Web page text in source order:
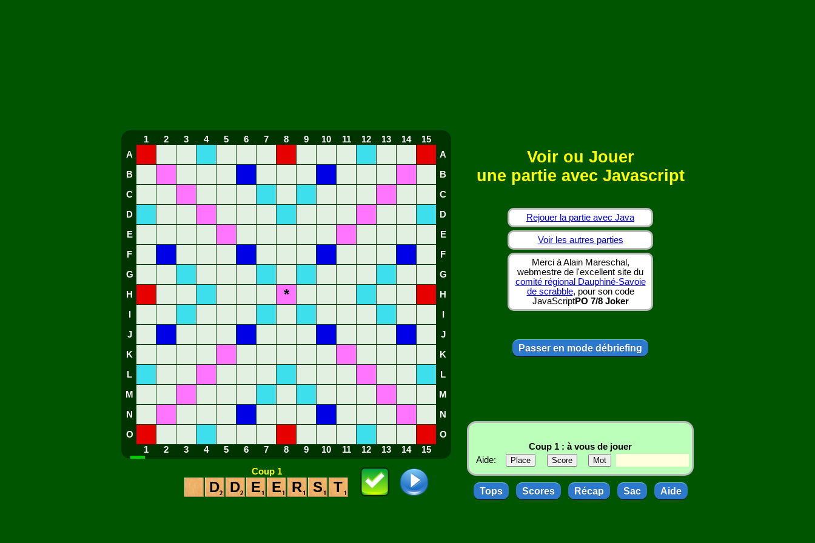
1 2 3 4 5 6 7 8 9 10 11 12 13 14
15
A
A
B B
C C
D D
E E
F F
G G
H * H
J J
K K
L L
M M
N N
O
O
1
2 3 4 5 6 7 8 9 10 11 12 13 14 15
Coup 1
D D E E R S T
Voir ou Jouer
une partie avec Javascript
Rejouer la partie avec Java
Voir les autres parties
Merci à Alain Mareschal,
webmestre de l'excellent site du
comité régional Dauphiné-Savoie
de scrabble, pour son code
JavaScriptPO 7/8 Joker
Passer en mode débriefing
Coup 1 : à vous de jouer
Aide:
Tops Scores Récap Sac Aide